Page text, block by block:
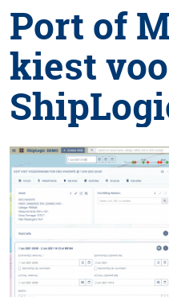
Port of
kiest